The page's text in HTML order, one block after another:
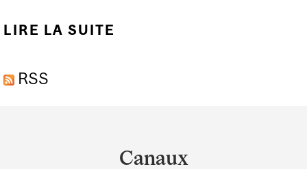
LIRE LA SUITE
RSS
Canaux